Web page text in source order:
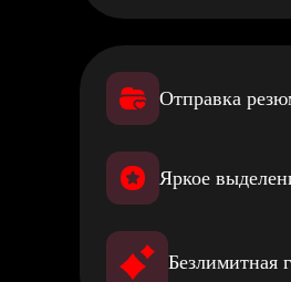
Отправка
Яркое
Безлимитная